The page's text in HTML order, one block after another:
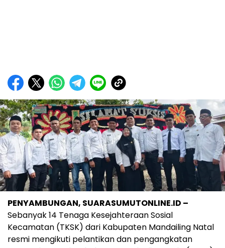
PENYAMBUNGAN, SUARASUMUTONLINE.ID –
Sebanyak 14 Tenaga Kesejahteraan Sosial
Kecamatan (TKSK) dari Kabupaten Mandailing Natal
resmi mengikuti pelantikan dan pengangkatan